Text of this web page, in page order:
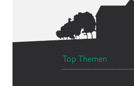
Top Themen